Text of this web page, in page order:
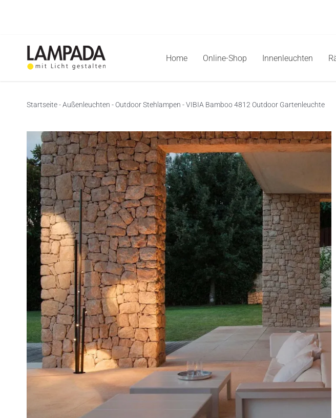
Home Online-Shop Innenleuchten
Startseite-Außenleuchten -Outdoor Stehlampen -VIBIA Bamboo 4812 Outdoor Gartenleuchte